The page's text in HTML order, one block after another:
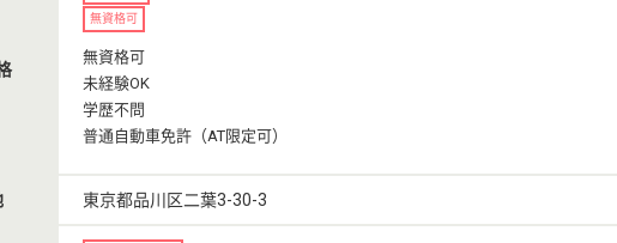
無資格可
無資格可
未経験OK
学歴不問
普通自動車免許（AT限定可）
東京都品川区二葉3-30-3